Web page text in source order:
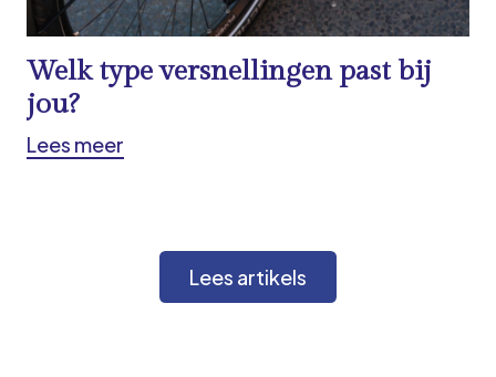
Welk type versnellingen past bij
jou?
Lees meer
Lees artikels